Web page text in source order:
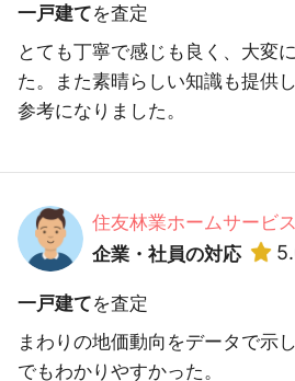
一戸建てを査定
とても丁寧で感じも良く、大変
た。また素晴らしい知識も提供
参考になりました。
住友林業ホームサービ
企業・社員の対応
一戸建てを査定
まわりの地価動向をデータで示
でもわかりやすかった。